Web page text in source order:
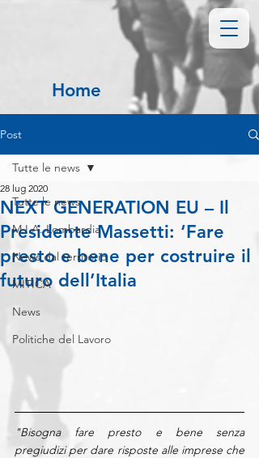
Home
Post
Tutte le news
M.I.A. Lombardia
News dal territorio
MITICA
News
Politiche del Lavoro
Tutte le news
NEXT GENERATION EU – Il
Presidente Massetti: ‘Fare
presto e bene per costruire il
futuro dell’Italia
28 lug 2020
"Bisogna fare presto e bene senza
pregiudizi per dare risposte alle imprese che